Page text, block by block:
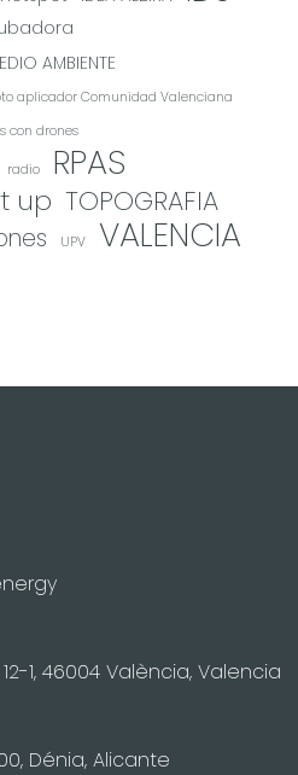
AMBIENTE
aplicador Comunidad Valenciana
con drones
radio RPAS
up TOPOGRAFIA
UPV VALENCIA
1, 46004 València, Valencia
Dénia, Alicante